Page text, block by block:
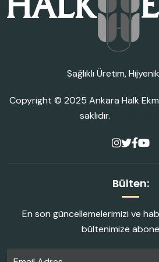
Sağlıklı Üretim,
Copyright © 2025 Ankara Halk
saklıdır.
Bülten:
En son güncellemelerimizi ve
bültenimize